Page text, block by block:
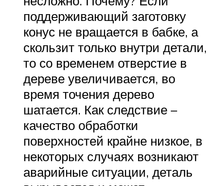
поддерживающий заготовку
конус не вращается в бабке, а
скользит только внутри детали,
то со временем отверстие в
дереве увеличивается, во
время точения дерево
шатается. Как следствие –
качество обработки
поверхностей крайне низкое, в
некоторых случаях возникают
аварийные ситуации, деталь